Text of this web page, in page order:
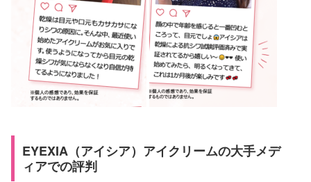
EYEXIA（アイシア）アイクリームの大手メデ
ィアでの評判